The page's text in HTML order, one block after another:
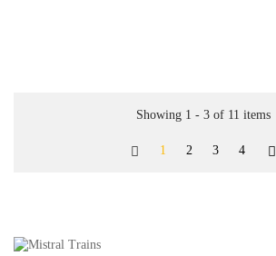
Showing 1 - 3 of 11 items
 1 2 3 4 